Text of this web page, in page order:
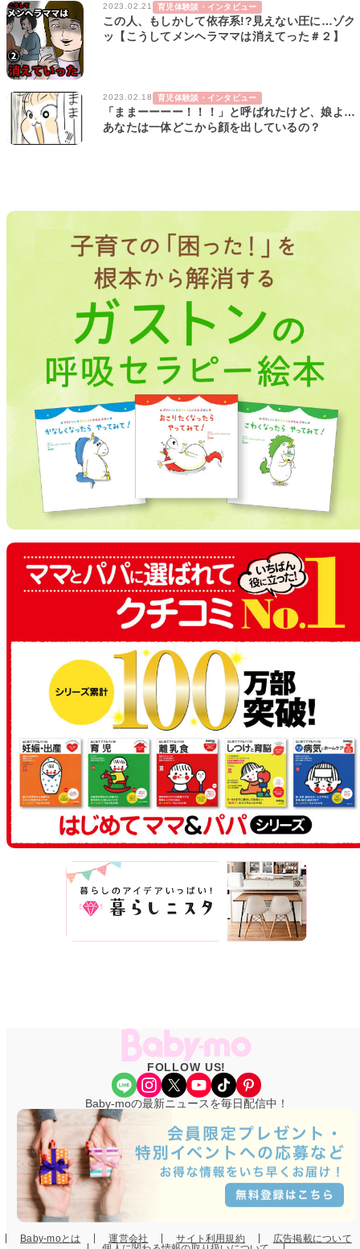
2023.02.21 育児体験談・インタビュー
この人、もしかして依存系!?見えない圧に…ゾク
ッ【こうしてメンヘラママは消えてった＃２】
2023.02.18 育児体験談・インタビュー
「ままーーーー！！！」と呼ばれたけど、娘よ…
あなたは一体どこから顔を出しているの？
FOLLOW US!
Share Icon Instagram X YouTube TikTok Pinterest
Baby-moの最新ニュースを毎日配信中！
Baby-moとは 運営会社 サイト利用規約
広告掲載について